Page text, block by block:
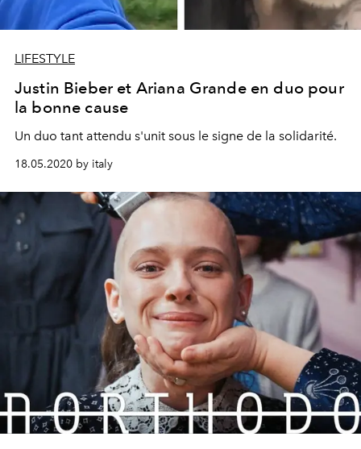
LIFESTYLE
Justin Bieber et Ariana Grande en duo pour
la bonne cause
Un duo tant attendu s'unit sous le signe de la solidarité.
18.05.2020 by italy